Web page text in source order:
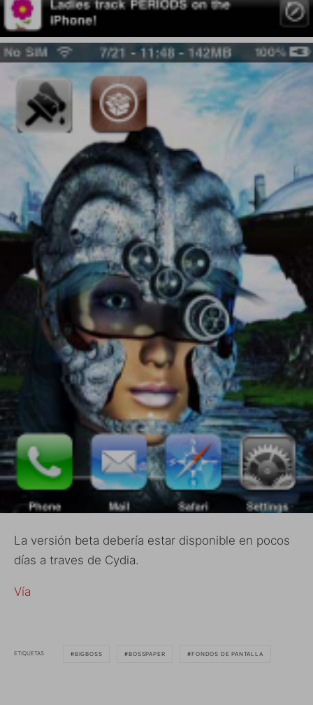
La versión beta debería estar disponible en pocos
días a traves de Cydia.
Vía
ETIQUETAS BIGBOSS BOSSPAPER FONDOS DE PANTALLA